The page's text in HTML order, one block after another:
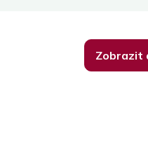
Zobrazit